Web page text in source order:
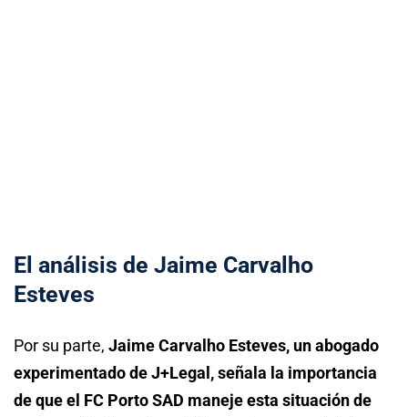
El análisis de Jaime Carvalho
Esteves
Por su parte, Jaime Carvalho Esteves, un abogado
experimentado de J+Legal, señala la importancia
de que el FC Porto SAD maneje esta situación de